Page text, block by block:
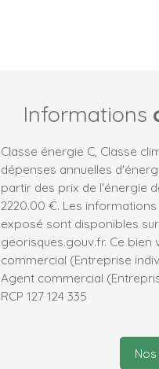
Informations
Classe énergie C, Classe
dépenses annuelles
partir des prix de l'énergie
2220.00 €. Les
exposé sont disponibles
georisques.gouv.fr. Ce
commercial (Entreprise
Agent commercial
RCP 127 124 335